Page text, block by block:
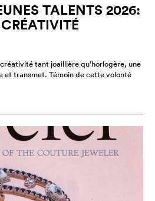
TALENTS 2026:
tant joaillière qu’horlogère, une
et transmet. Témoin de cette volonté